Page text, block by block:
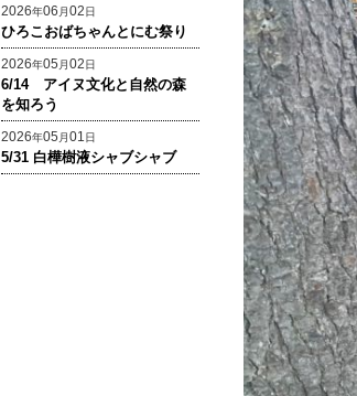
2026年06 月02日
ひろこおばちゃんとにむ祭り
2026年05 月02日
6/14 アイヌ文化と自然の森
を知ろう
2026年05 月01日
5/31 白樺樹液シャブシャブ